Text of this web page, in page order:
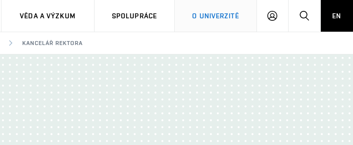
VĚDA A VÝZKUM SPOLUPRÁCE O UNIVERZITĚ
PŘIHLÁSIT HLEDATEN
KANCELÁŘ REKTORA